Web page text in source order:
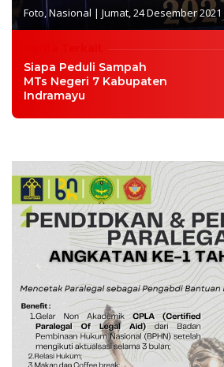
Foto,Nasional | Jumat, 24 Desember 2021
Siapa Peduli Sampah
MTs Negeri 7 Kabupaten
Indramayu